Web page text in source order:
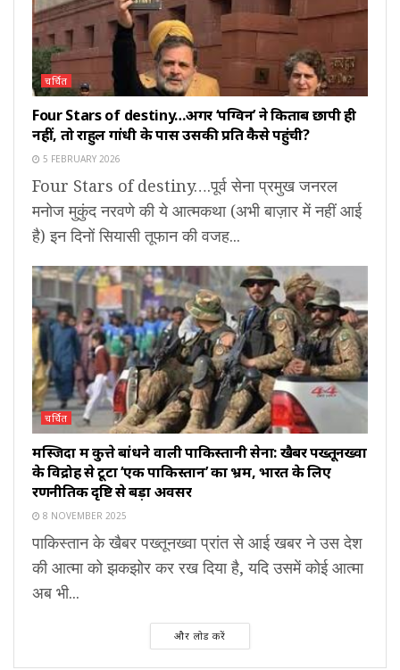
चर्चित
Four Stars of destiny…अगर ‘पेंग्विन’ ने किताब छापी ही
नहीं, तो राहुल गांधी के पास उसकी प्रति कैसे पहुंची?
5 FEBRUARY 2026
Four Stars of destiny….पूर्व सेना प्रमुख जनरल
मनोज मुकुंद नरवणे की ये आत्मकथा (अभी बाज़ार में नहीं आई
है) इन दिनों सियासी तूफान की वजह...
चर्चित
मस्जिदों में कुत्ते बांधने वाली पाकिस्तानी सेना: खैबर पख्तूनख्वा
के विद्रोह से टूटा ‘एक पाकिस्तान’ का भ्रम, भारत के लिए
रणनीतिक दृष्टि से बड़ा अवसर
8 NOVEMBER 2025
पाकिस्तान के खैबर पख्तूनख्वा प्रांत से आई खबर ने उस देश
की आत्मा को झकझोर कर रख दिया है, यदि उसमें कोई आत्मा
अब भी...
और लोड करें